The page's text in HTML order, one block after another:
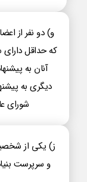
و) دو نفر از
که حداقل
آنان به
دیگری به
شورای
ز) یکی از
و سرپرست